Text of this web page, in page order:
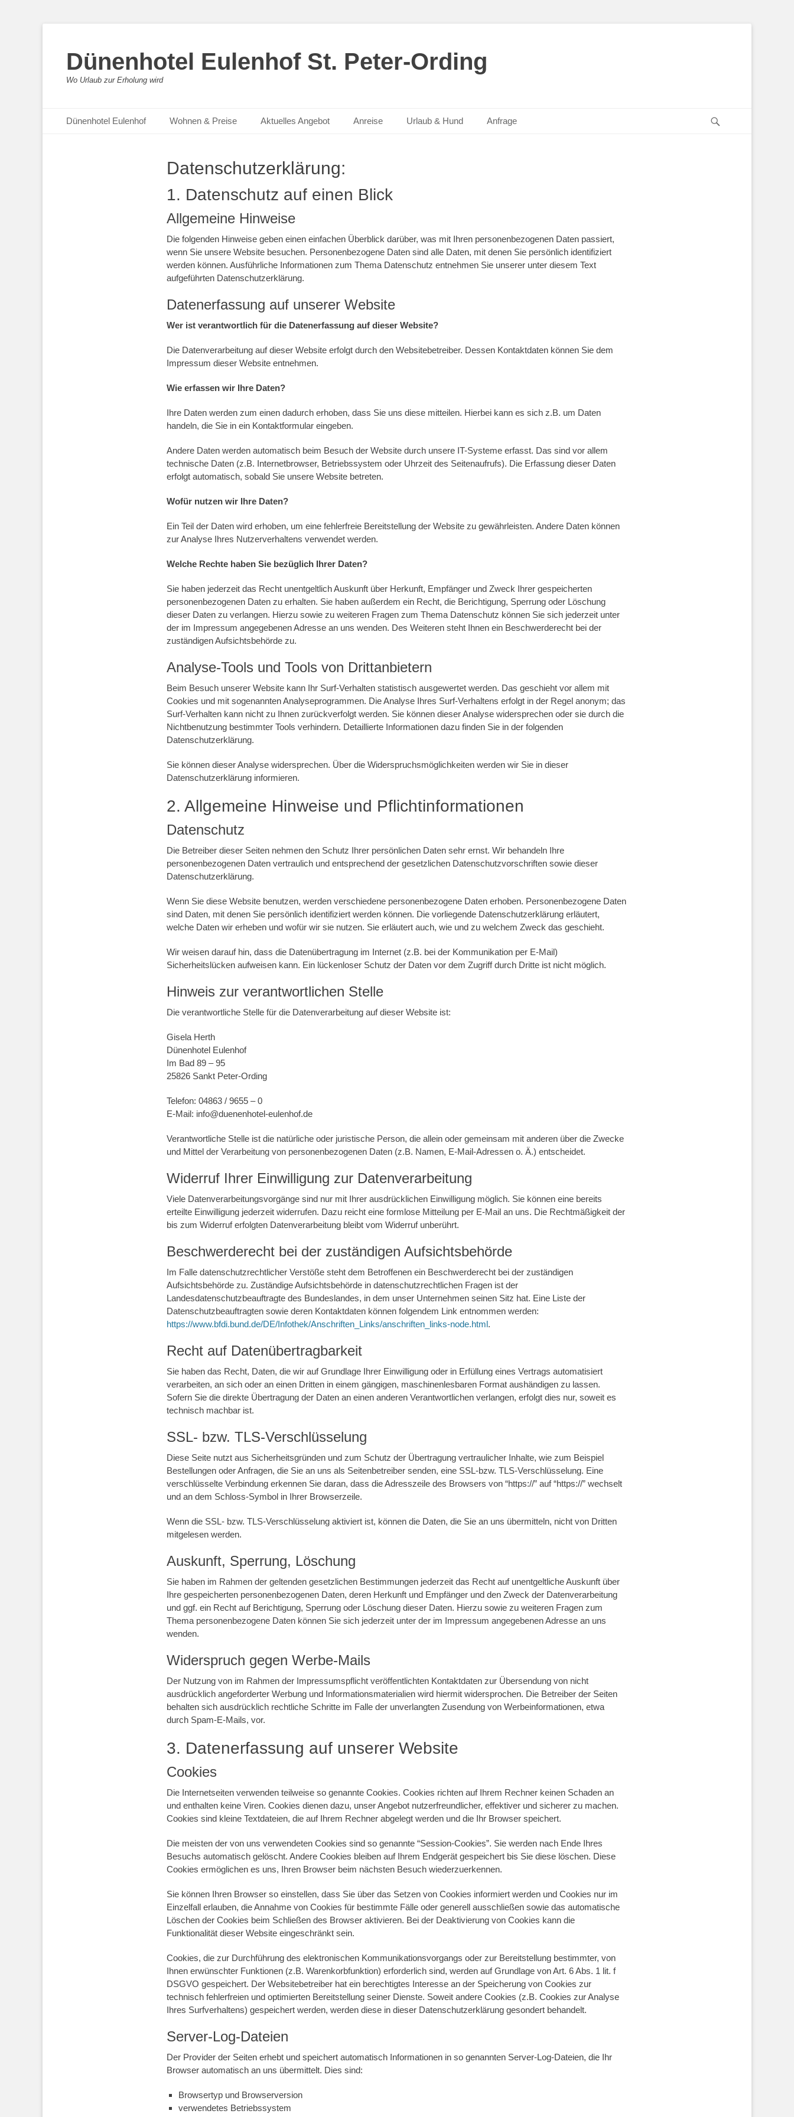
Dünenhotel Eulenhof St. Peter-Ording
Wo Urlaub zur Erholung wird
Primäres Menü
Inhalt
Dünenhotel Eulenhof Wohnen & Preise Aktuelles Angebot Anreise Urlaub & Hund Anfrage
Datenschutzerklärung:
1. Datenschutz auf einen Blick
Allgemeine Hinweise
Die folgenden Hinweise geben einen einfachen Überblick darüber, was mit Ihren personenbezogenen Daten passiert,
wenn Sie unsere Website besuchen. Personenbezogene Daten sind alle Daten, mit denen Sie persönlich identifiziert
werden können. Ausführliche Informationen zum Thema Datenschutz entnehmen Sie unserer unter diesem Text
aufgeführten Datenschutzerklärung.
Datenerfassung auf unserer Website
Wer ist verantwortlich für die Datenerfassung auf dieser Website?
Die Datenverarbeitung auf dieser Website erfolgt durch den Websitebetreiber. Dessen Kontaktdaten können Sie dem
Impressum dieser Website entnehmen.
Wie erfassen wir Ihre Daten?
Ihre Daten werden zum einen dadurch erhoben, dass Sie uns diese mitteilen. Hierbei kann es sich z.B. um Daten
handeln, die Sie in ein Kontaktformular eingeben.
Andere Daten werden automatisch beim Besuch der Website durch unsere IT-Systeme erfasst. Das sind vor allem
technische Daten (z.B. Internetbrowser, Betriebssystem oder Uhrzeit des Seitenaufrufs). Die Erfassung dieser Daten
erfolgt automatisch, sobald Sie unsere Website betreten.
Wofür nutzen wir Ihre Daten?
Ein Teil der Daten wird erhoben, um eine fehlerfreie Bereitstellung der Website zu gewährleisten. Andere Daten können
zur Analyse Ihres Nutzerverhaltens verwendet werden.
Welche Rechte haben Sie bezüglich Ihrer Daten?
Sie haben jederzeit das Recht unentgeltlich Auskunft über Herkunft, Empfänger und Zweck Ihrer gespeicherten
personenbezogenen Daten zu erhalten. Sie haben außerdem ein Recht, die Berichtigung, Sperrung oder Löschung
dieser Daten zu verlangen. Hierzu sowie zu weiteren Fragen zum Thema Datenschutz können Sie sich jederzeit unter
der im Impressum angegebenen Adresse an uns wenden. Des Weiteren steht Ihnen ein Beschwerderecht bei der
zuständigen Aufsichtsbehörde zu.
Analyse-Tools und Tools von Drittanbietern
Beim Besuch unserer Website kann Ihr Surf-Verhalten statistisch ausgewertet werden. Das geschieht vor allem mit
Cookies und mit sogenannten Analyseprogrammen. Die Analyse Ihres Surf-Verhaltens erfolgt in der Regel anonym; das
Surf-Verhalten kann nicht zu Ihnen zurückverfolgt werden. Sie können dieser Analyse widersprechen oder sie durch die
Nichtbenutzung bestimmter Tools verhindern. Detaillierte Informationen dazu finden Sie in der folgenden
Datenschutzerklärung.
Sie können dieser Analyse widersprechen. Über die Widerspruchsmöglichkeiten werden wir Sie in dieser
Datenschutzerklärung informieren.
2. Allgemeine Hinweise und Pflichtinformationen
Datenschutz
Die Betreiber dieser Seiten nehmen den Schutz Ihrer persönlichen Daten sehr ernst. Wir behandeln Ihre
personenbezogenen Daten vertraulich und entsprechend der gesetzlichen Datenschutzvorschriften sowie dieser
Datenschutzerklärung.
Wenn Sie diese Website benutzen, werden verschiedene personenbezogene Daten erhoben. Personenbezogene Daten
sind Daten, mit denen Sie persönlich identifiziert werden können. Die vorliegende Datenschutzerklärung erläutert,
welche Daten wir erheben und wofür wir sie nutzen. Sie erläutert auch, wie und zu welchem Zweck das geschieht.
Wir weisen darauf hin, dass die Datenübertragung im Internet (z.B. bei der Kommunikation per E-Mail)
Sicherheitslücken aufweisen kann. Ein lückenloser Schutz der Daten vor dem Zugriff durch Dritte ist nicht möglich.
Hinweis zur verantwortlichen Stelle
Die verantwortliche Stelle für die Datenverarbeitung auf dieser Website ist:
Gisela Herth
Dünenhotel Eulenhof
Im Bad 89 – 95
25826 Sankt Peter-Ording
Telefon: 04863 / 9655 – 0
E-Mail: info@duenenhotel-eulenhof.de
Verantwortliche Stelle ist die natürliche oder juristische Person, die allein oder gemeinsam mit anderen über die Zwecke
und Mittel der Verarbeitung von personenbezogenen Daten (z.B. Namen, E-Mail-Adressen o. Ä.) entscheidet.
Widerruf Ihrer Einwilligung zur Datenverarbeitung
Viele Datenverarbeitungsvorgänge sind nur mit Ihrer ausdrücklichen Einwilligung möglich. Sie können eine bereits
erteilte Einwilligung jederzeit widerrufen. Dazu reicht eine formlose Mitteilung per E-Mail an uns. Die Rechtmäßigkeit der
bis zum Widerruf erfolgten Datenverarbeitung bleibt vom Widerruf unberührt.
Beschwerderecht bei der zuständigen Aufsichtsbehörde
Im Falle datenschutzrechtlicher Verstöße steht dem Betroffenen ein Beschwerderecht bei der zuständigen
Aufsichtsbehörde zu. Zuständige Aufsichtsbehörde in datenschutzrechtlichen Fragen ist der
Landesdatenschutzbeauftragte des Bundeslandes, in dem unser Unternehmen seinen Sitz hat. Eine Liste der
Datenschutzbeauftragten sowie deren Kontaktdaten können folgendem Link entnommen werden:
https://www.bfdi.bund.de/DE/Infothek/Anschriften_Links/anschriften_links-node.html.
Recht auf Datenübertragbarkeit
Sie haben das Recht, Daten, die wir auf Grundlage Ihrer Einwilligung oder in Erfüllung eines Vertrags automatisiert
verarbeiten, an sich oder an einen Dritten in einem gängigen, maschinenlesbaren Format aushändigen zu lassen.
Sofern Sie die direkte Übertragung der Daten an einen anderen Verantwortlichen verlangen, erfolgt dies nur, soweit es
technisch machbar ist.
SSL- bzw. TLS-Verschlüsselung
Diese Seite nutzt aus Sicherheitsgründen und zum Schutz der Übertragung vertraulicher Inhalte, wie zum Beispiel
Bestellungen oder Anfragen, die Sie an uns als Seitenbetreiber senden, eine SSL-bzw. TLS-Verschlüsselung. Eine
verschlüsselte Verbindung erkennen Sie daran, dass die Adresszeile des Browsers von “https://” auf “https://” wechselt
und an dem Schloss-Symbol in Ihrer Browserzeile.
Wenn die SSL- bzw. TLS-Verschlüsselung aktiviert ist, können die Daten, die Sie an uns übermitteln, nicht von Dritten
mitgelesen werden.
Auskunft, Sperrung, Löschung
Sie haben im Rahmen der geltenden gesetzlichen Bestimmungen jederzeit das Recht auf unentgeltliche Auskunft über
Ihre gespeicherten personenbezogenen Daten, deren Herkunft und Empfänger und den Zweck der Datenverarbeitung
und ggf. ein Recht auf Berichtigung, Sperrung oder Löschung dieser Daten. Hierzu sowie zu weiteren Fragen zum
Thema personenbezogene Daten können Sie sich jederzeit unter der im Impressum angegebenen Adresse an uns
wenden.
Widerspruch gegen Werbe-Mails
Der Nutzung von im Rahmen der Impressumspflicht veröffentlichten Kontaktdaten zur Übersendung von nicht
ausdrücklich angeforderter Werbung und Informationsmaterialien wird hiermit widersprochen. Die Betreiber der Seiten
behalten sich ausdrücklich rechtliche Schritte im Falle der unverlangten Zusendung von Werbeinformationen, etwa
durch Spam-E-Mails, vor.
3. Datenerfassung auf unserer Website
Cookies
Die Internetseiten verwenden teilweise so genannte Cookies. Cookies richten auf Ihrem Rechner keinen Schaden an
und enthalten keine Viren. Cookies dienen dazu, unser Angebot nutzerfreundlicher, effektiver und sicherer zu machen.
Cookies sind kleine Textdateien, die auf Ihrem Rechner abgelegt werden und die Ihr Browser speichert.
Die meisten der von uns verwendeten Cookies sind so genannte “Session-Cookies”. Sie werden nach Ende Ihres
Besuchs automatisch gelöscht. Andere Cookies bleiben auf Ihrem Endgerät gespeichert bis Sie diese löschen. Diese
Cookies ermöglichen es uns, Ihren Browser beim nächsten Besuch wiederzuerkennen.
Sie können Ihren Browser so einstellen, dass Sie über das Setzen von Cookies informiert werden und Cookies nur im
Einzelfall erlauben, die Annahme von Cookies für bestimmte Fälle oder generell ausschließen sowie das automatische
Löschen der Cookies beim Schließen des Browser aktivieren. Bei der Deaktivierung von Cookies kann die
Funktionalität dieser Website eingeschränkt sein.
Cookies, die zur Durchführung des elektronischen Kommunikationsvorgangs oder zur Bereitstellung bestimmter, von
Ihnen erwünschter Funktionen (z.B. Warenkorbfunktion) erforderlich sind, werden auf Grundlage von Art. 6 Abs. 1 lit. f
DSGVO gespeichert. Der Websitebetreiber hat ein berechtigtes Interesse an der Speicherung von Cookies zur
technisch fehlerfreien und optimierten Bereitstellung seiner Dienste. Soweit andere Cookies (z.B. Cookies zur Analyse
Ihres Surfverhaltens) gespeichert werden, werden diese in dieser Datenschutzerklärung gesondert behandelt.
Server-Log-Dateien
Der Provider der Seiten erhebt und speichert automatisch Informationen in so genannten Server-Log-Dateien, die Ihr
Browser automatisch an uns übermittelt. Dies sind:
Browsertyp und Browserversion
verwendetes Betriebssystem